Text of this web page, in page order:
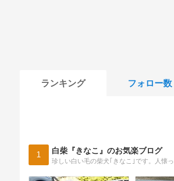
ランキング フォロー数
1 白柴『きなこ』のお気楽ブログ